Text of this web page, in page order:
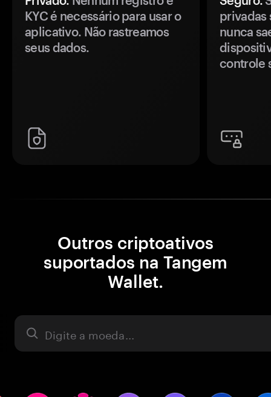
KYC é necessário para usar o
aplicativo. Não rastreamos
seus dados.
privadas
nunca
controle
Outros criptoativos
suportados na Tangem
Wallet.
Ativo